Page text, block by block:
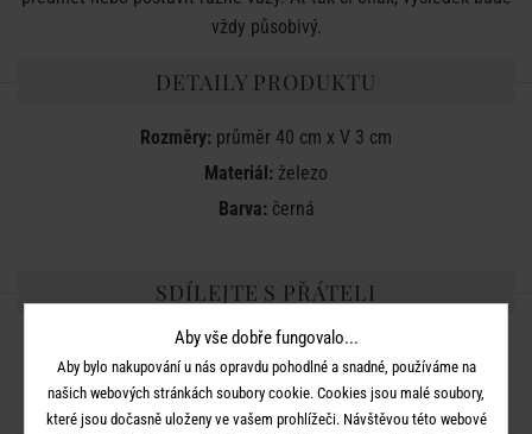
vždy působivý.
DETAILY PRODUKTU
Rozměry: průměr 40 cm x V 3 cm
Materiál: železo
Barva:černá
SDÍLEJTE S PŘÁTELI
Aby vše dobře fungovalo...
Aby bylo nakupování u nás opravdu pohodlné a snadné, používáme na
našich webových stránkách soubory cookie. Cookies jsou malé soubory,
které jsou dočasně uloženy ve vašem prohlížeči. Návštěvou této webové